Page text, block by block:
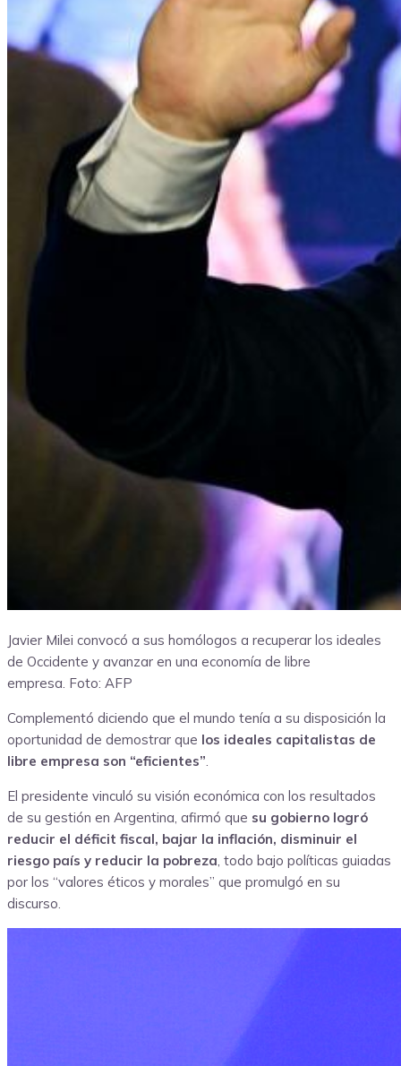
Javier Milei convocó a sus homólogos a recuperar los ideales
de Occidente y avanzar en una economía de libre
empresa. Foto: AFP
Complementó diciendo que el mundo tenía a su disposición la
oportunidad de demostrar que los ideales capitalistas de
libre empresa son “eficientes”.
El presidente vinculó su visión económica con los resultados
de su gestión en Argentina, afirmó que su gobierno logró
reducir el déficit fiscal, bajar la inflación, disminuir el
riesgo país y reducir la pobreza, todo bajo políticas guiadas
por los “valores éticos y morales” que promulgó en su
discurso.